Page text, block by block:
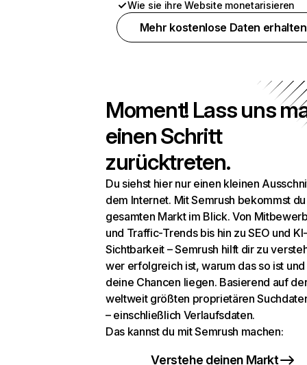
Wie sie ihre Website monetarisieren
Mehr kostenlose Daten erhalten
Moment! Lass uns
einen Schritt
zurücktreten.
Du siehst hier nur einen kleinen
dem Internet. Mit Semrush bekommst
gesamten Markt im Blick. Von
und Traffic-Trends bis hin zu SEO und KI-
Sichtbarkeit – Semrush hilft dir zu
wer erfolgreich ist, warum das so ist
deine Chancen liegen. Basierend auf
weltweit größten proprietären
– einschließlich Verlaufsdaten.
Das kannst du mit Semrush machen:
Verstehe deinen Markt